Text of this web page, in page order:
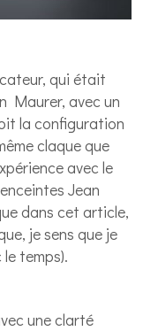
qui était
Maurer, avec un
la configuration
claque que
avec le
Jean
dans cet article,
je sens que je
temps).
une clarté